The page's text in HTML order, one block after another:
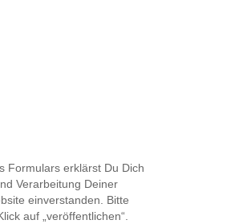
Formulars erklärst Du Dich
Verarbeitung Deiner
einverstanden. Bitte
auf „veröffentlichen“.